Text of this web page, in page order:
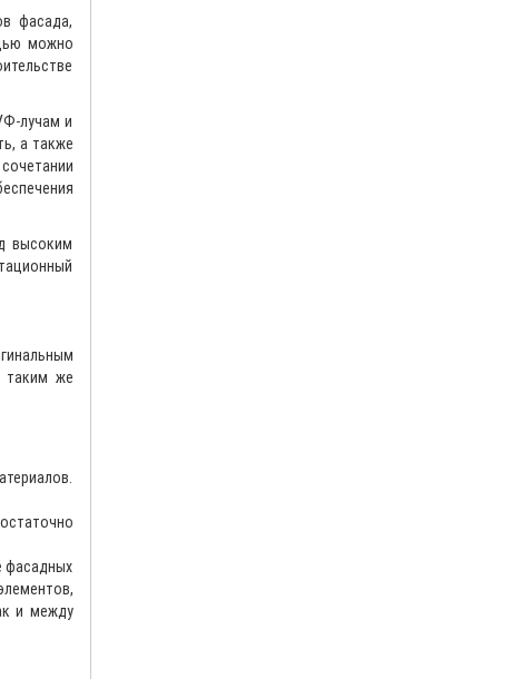
фасада,
можно
лучам и
а также
высоким
таким же
фасадных
и между